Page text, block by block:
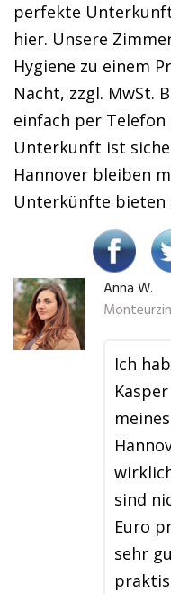
perfekte
hier. Unsere
Hygiene zu einem
Nacht, zzgl. MwSt.
einfach per Telefon
Unterkunft ist
Hannover bleiben
Unterkünfte bieten
Anna W.
Ich
sind
Euro
sehr